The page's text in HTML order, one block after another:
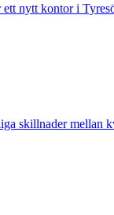
ett nytt kontor i
skillnader mellan